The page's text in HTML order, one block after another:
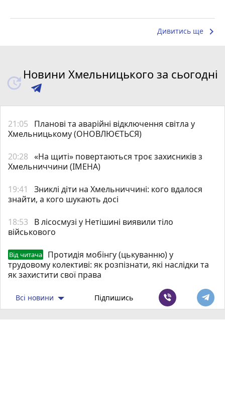
Дивитись ще keyboard_arrow_right
Новини Хмельницького за сьогодні
21:05
Планові та аварійні відключення світла у
Хмельницькому (ОНОВЛЮЄТЬСЯ)
20:28 «На щиті» повертаються троє захисників з
Хмельниччини (ІМЕНА)
19:41
Зниклі діти на Хмельниччині: кого вдалося
знайти, а кого шукають досі
18:53
В лісосмузі у Нетішині виявили тіло
військового
Від читача
Протидія мобінгу (цькуванню) у
трудовому колективі: як розпізнати, які наслідки та
як захистити свої права
Всі новини Підпишись